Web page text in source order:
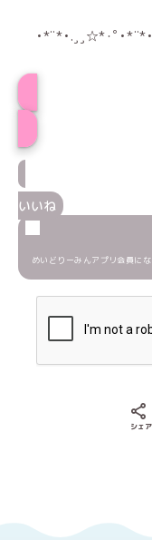
•*¨*•.¸¸☆*･ﾟ
いいね
めいどりーみんアプリ会員に
シェ